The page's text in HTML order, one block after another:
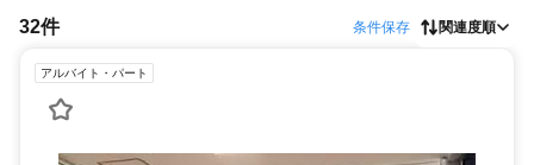
32件 条件保存 関連度順
アルバイト・パート